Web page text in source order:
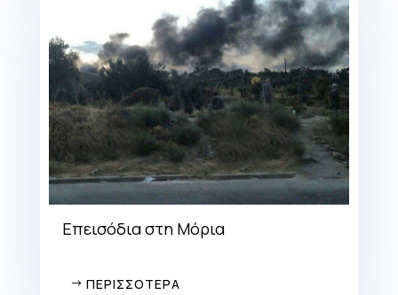
Επεισόδια στη Μόρια
ΠΕΡΙΣΣΟΤΕΡΑ